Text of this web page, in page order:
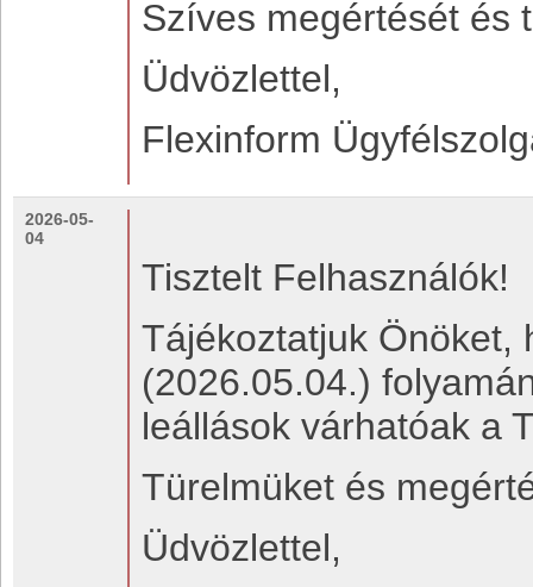
Szíves megértését és
Üdvözlettel,
Flexinform
2026-05-
04
Tisztelt Felhasználók!
Tájékoztatjuk Önöket,
(2026.05.04.)
leállások várhatóak a
Türelmüket és
Üdvözlettel,